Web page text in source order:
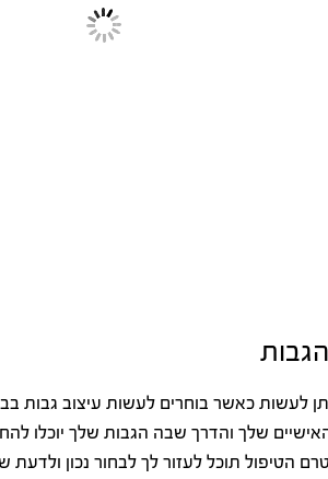
לעשות כאשר בוחרים לעשות עיצוב גבות
שלך והדרך שבה הגבות שלך יוכלו
הטיפול תוכל לעזור לך לבחור נכון